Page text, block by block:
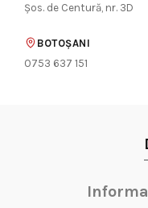
Șos. de Centură, nr. 3D
BOTOȘANI
0753 637 151